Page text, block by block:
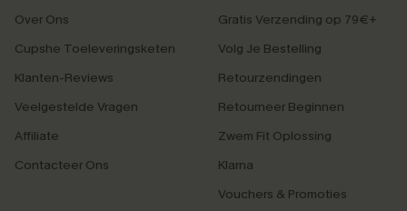
Over Ons
Cupshe Toeleveringsketen
Klanten-Reviews
Veelgestelde Vragen
Affiliate
Contacteer Ons
Gratis Verzending op 79€+
Volg Je Bestelling
Retourzendingen
Retourneer Beginnen
Zwem Fit Oplossing
Klarna
Vouchers & Promoties